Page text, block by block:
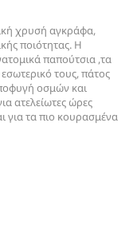
χρυσή αγκράφα,
ποιότητας. Η
παπούτσια ,τα
τους, πάτος
οσμών και
ατελείωτες ώρες
για τα πιο κουρασμένα